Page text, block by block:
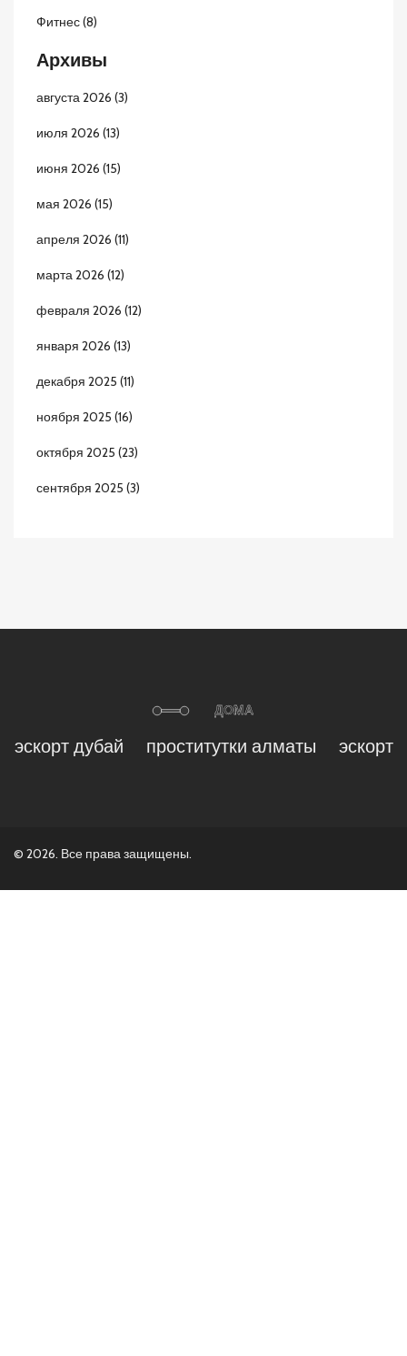
Фитнес(8)
Архивы
августа 2026 (3)
июля 2026 (13)
июня 2026 (15)
мая 2026 (15)
апреля 2026 (11)
марта 2026 (12)
февраля 2026 (12)
января 2026 (13)
декабря 2025 (11)
ноября 2025 (16)
октября 2025 (23)
сентября 2025 (3)
эскорт дубай проститутки алматы эскорт
© 2026. Все права защищены.